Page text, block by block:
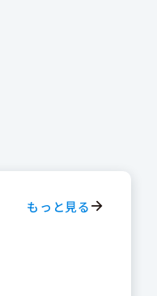
もっと見る